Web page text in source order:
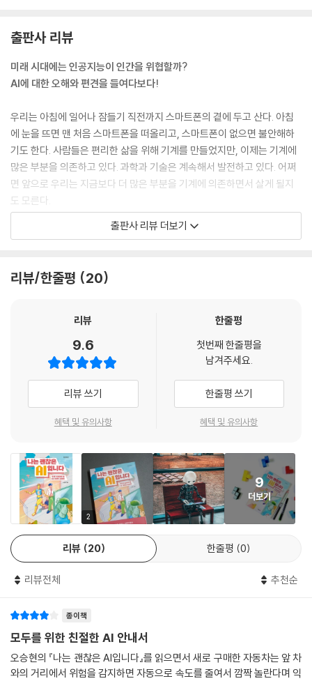
--- p.87
사람들은 종종 타인이 내 기분에 맞춰 주고 내 욕구를 받아 주기 를 기대한
타인을 자기 마음대로 해도 상관없는 인형처럼 생각하는 것이다. 온갖 희
생을 감수하며 이런 관계를 유지할 사람 은 별로 없다. 그러나 인공지능 로
봇의 경우에는 사용자가 무리한 요구를 해도 아무런 불평 없이 들어준다.
결국 사람들은 점점 더 기 계에 더 기대하고 사람에게는 덜 기대하게 될지
도 모른다.
--- p.115
신체와 정신을 구별하고, 인간의 본질이 신체가 아닌 정신에 있다는 관점
은 이미 많은 서양 철학자들로부터 논의되었다. 그러나 몸을 벗어난 정신
말 상호 배타적일까? 몸을 이리저리 자유자재로 바꾸는 사람들, 기계와의
노동 소득의 감소는 세 가지 문제를 초래한다. 첫째, 생산과 유 통, 그리고
소비로 이어지는 순환 구조가 깨진다. 한마디로 경제가 작동하지 않는다.
둘째, 복지, 특히 노동과 연계된 사회보험의 지속 가능성이 줄어든다. 국민
연금, 건강보험 등은 일하는 사람이 많아 야 보험료가 많이 걷히고, 쌓아 둔
보험금도 쉽게 바닥나지 않고 오 래 유지되기 때문이다. 셋째, 할 일을 잃고
방황하는 이들이 가득해 진다. 먹고살 최소한의 돈이 없으면 범죄나 폭동
심화한다.
--- p.191~192
사람보다 훨씬 똑똑한 기계가 출현해 월등히 뛰어난 인공지능을 쉽게 만들
어 낸다면 어떻게 될까? 이때부터 인간과 기계가 맺는 관 계는 지금과는 완
전히 달라질 수밖에 없다. 과학자들은 미래 사회 에서 사람과 기계의 사회
적 관계는 세 가지 중 하나가 될 것으로 예 측한다. 인간이 기계를 짐승처럼
부리는 관계, 인간과 기계가 서로 돕고 사는 관계, 기계가 인간을 지배하는
아닐까?
--- p.243
출판사 리뷰
미래 시대에는 인공지능이 인간을 위협할까?
AI에 대한 오해와 편견을 들여다보다!
우리는 아침에 일어나 잠들기 직전까지 스마트폰의 곁에 두고 산다. 아침
에 눈을 뜨면 맨 처음 스마트폰을 떠올리고, 스마트폰이 없으면 불안해하
기도 한다. 사람들은 편리한 삶을 위해 기계를 만들었지만, 이제는 기계에
많은 부분을 의존하고 있다. 과학과 기술은 계속해서 발전하고 있다. 어쩌
면 앞으로 우리는 지금보다 더 많은 부분을 기계에 의존하면서 살게 될지
도 모른다.
차를 운전하기 위해서는 먼저 운전 면허증을 따야 한다. 그런데 앞으로 다
벌어질까? 막히는 도로 안에서 많은 시간을 낭비하지 않고, 음주 운전 같
방대한 데이터가 네트워크에 축적되고 있다. 우리는 데이터를 남기지만,
데이터는 우리를 편협한 시각에 갇히게 한다. 사람들의 편견이 들어간 알
고리즘은 차별적 결과를 내놓는다. 어떻게 하면 차별적 알고리즘이 나오지
않도록 할 수 있을까?
일자리를 모두 빼앗아 가는 것은 아닐까? [어벤져스 2]에 등장하는 울트
론은 “지구를 지키려면 인류가 사라져야 한다”고 말한다. 초지능인 울트론
은 인간이 지구를 망치는 공해라고 여겼기 때문이다. 우리가 만든 인공지
능이 결국 인류를 멸망시키는 건 아닐까?
『나는 괜찮은 AI입니다』 속 여섯 가지 질문을 따라가다 보면 인공지능이
가져올 이점만이 아닌, 숨겨진 면면을 다각적으로 사고할 수 있다. 또, 인공
지능과 왜 공존해야 하는지, 어떻게 공존해야 하는지 고민하는 과정을 통
이가 되어 줄 것이다.
출판사 리뷰 더보기
리뷰/한줄평 20
리뷰
9.6
리뷰 쓰기
혜택 및 유의사항
한줄평
첫번째 한줄평을
남겨주세요.
한줄평 쓰기
혜택 및 유의사항
2
9
더보기
리뷰 20 한줄평 0
리뷰전체 추천순
종이책
모두를 위한 친절한 AI 안내서
오승현의 『나는 괜찮은 AI입니다』를 읽으면서 새로 구매한 자동차는 앞 차
와의 거리에서 위험을 감지하면 자동으로 속도를 줄여서 깜짝 놀란다며 익